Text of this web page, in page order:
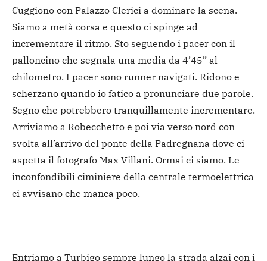
Cuggiono con Palazzo Clerici a dominare la scena.
Siamo a metà corsa e questo ci spinge ad
incrementare il ritmo. Sto seguendo i pacer con il
palloncino che segnala una media da 4’45” al
chilometro. I pacer sono runner navigati. Ridono e
scherzano quando io fatico a pronunciare due parole.
Segno che potrebbero tranquillamente incrementare.
Arriviamo a Robecchetto e poi via verso nord con
svolta all’arrivo del ponte della Padregnana dove ci
aspetta il fotografo Max Villani. Ormai ci siamo. Le
inconfondibili ciminiere della centrale termoelettrica
ci avvisano che manca poco.
Entriamo a Turbigo sempre lungo la strada alzai con i